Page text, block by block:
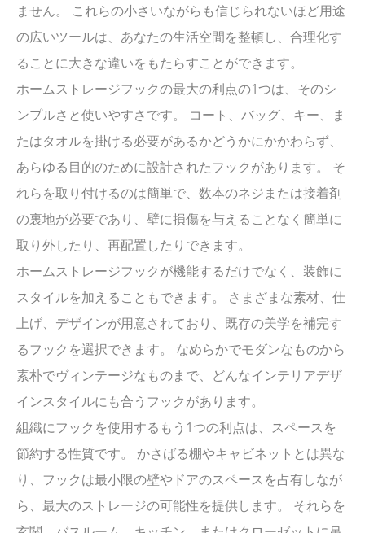
ません。 これらの小さいながらも信じられないほど用途
の広いツールは、あなたの生活空間を整頓し、合理化す
ることに大きな違いをもたらすことができます。
ホームストレージフックの最大の利点の1つは、そのシ
ンプルさと使いやすさです。 コート、バッグ、キー、ま
たはタオルを掛ける必要があるかどうかにかかわらず、
あらゆる目的のために設計されたフックがあります。 そ
れらを取り付けるのは簡単で、数本のネジまたは接着剤
の裏地が必要であり、壁に損傷を与えることなく簡単に
取り外したり、再配置したりできます。
ホームストレージフックが機能するだけでなく、装飾に
スタイルを加えることもできます。 さまざまな素材、仕
上げ、デザインが用意されており、既存の美学を補完す
るフックを選択できます。 なめらかでモダンなものから
素朴でヴィンテージなものまで、どんなインテリアデザ
インスタイルにも合うフックがあります。
組織にフックを使用するもう1つの利点は、スペースを
節約する性質です。 かさばる棚やキャビネットとは異な
り、フックは最小限の壁やドアのスペースを占有しなが
ら、最大のストレージの可能性を提供します。 それらを